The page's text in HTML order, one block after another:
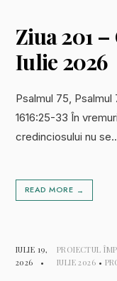
Ziua 201
Iulie 2026
Psalmul 75,
1616:25-33 În
credinciosului nu se
READ MORE →
IULIE 19,
2026
•
PROIECTUL
IULIE 2026 •